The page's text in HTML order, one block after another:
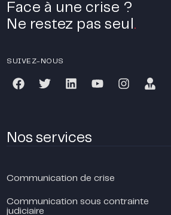
Face à une crise ?
Ne restez pas seul .
SUIVEZ-NOUS
Nos services
Communication de crise
Communication sous contrainte
judiciaire